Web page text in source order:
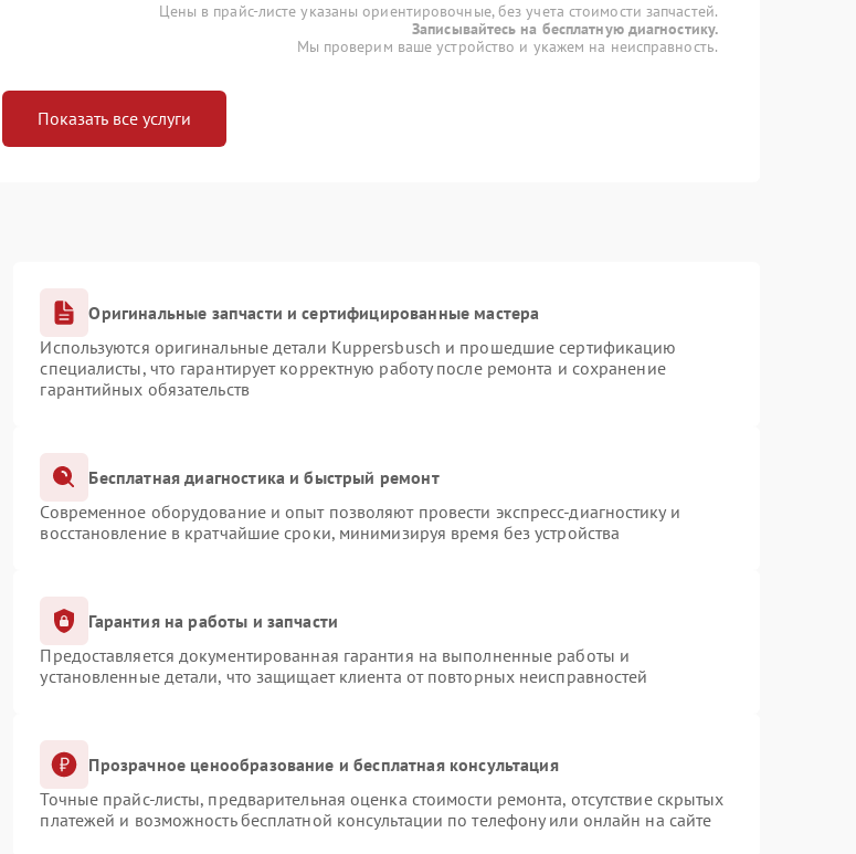
Цены в прайс-листе указаны ориентировочные, без учета стоимости запчастей.
Записывайтесь на бесплатную диагностику.
Мы проверим ваше устройство и укажем на неисправность.
Показать все услуги
Оригинальные запчасти и сертифицированные мастера
Используются оригинальные детали Kuppersbusch и прошедшие сертификацию
специалисты, что гарантирует корректную работу после ремонта и сохранение
гарантийных обязательств
Бесплатная диагностика и быстрый ремонт
Современное оборудование и опыт позволяют провести экспресс-диагностику и
восстановление в кратчайшие сроки, минимизируя время без устройства
Гарантия на работы и запчасти
Предоставляется документированная гарантия на выполненные работы и
установленные детали, что защищает клиента от повторных неисправностей
Прозрачное ценообразование и бесплатная консультация
Точные прайс-листы, предварительная оценка стоимости ремонта, отсутствие скрытых
платежей и возможность бесплатной консультации по телефону или онлайн на сайте